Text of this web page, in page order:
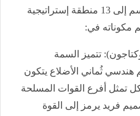
شاسعة تبلغ 22 ألف فدان تنقسم إلى 13 منطقة إستراتيجية
مكوناته في:
تتميز السمة
هندسي ثُماني الأضلاع يتكون
تمثل أفرع القوات المسلحة
فريد يرمز إلى القوة